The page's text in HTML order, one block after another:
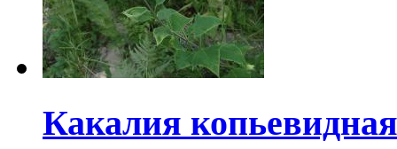
Какалия копьевидная